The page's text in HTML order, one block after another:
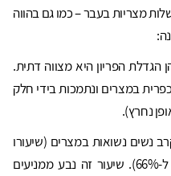
מצריות בעבר – כמו גם בהווה
הגדלת הפריון היא מצווה דתית.
במצרים ונתמכות בידי חלק
נחרץ).
נשים נשואות במצרים (שיעורו
עמד ב-2014 על 59% ועלה ב-2021 ל-66%). שיעור זה נבע ממניעים